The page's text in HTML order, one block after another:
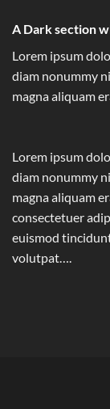
A Dark section
Lorem ipsum
diam nonummy
magna aliquam
Lorem ipsum
diam nonummy
magna aliquam
consectetuer
euismod
volutpat….